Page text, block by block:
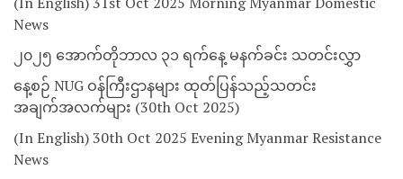
News
၂၀၂၅ အောက်တိုဘာလ ၃၁ ရက်နေ့ မနက်ခင်း သတင်းလွှာ
နေ့စဉ် NUG ဝန်ကြီးဌာနများ ထုတ်ပြန်သည့်သတင်း
အချက်အလက်များ (30th Oct 2025)
(In English) 30th Oct 2025 Evening Myanmar Resistance
News